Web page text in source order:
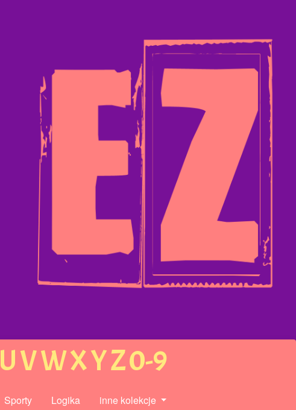
UVWXYZ0-9
Sporty Logika inne kolekcje